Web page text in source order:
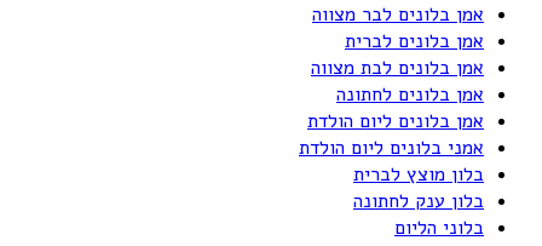
אמן בלונים לבר מצווה
אמן בלונים לברית
אמן בלונים לבת מצווה
אמן בלונים לחתונה
אמן בלונים ליום הולדת
אמני בלונים ליום הולדת
בלון מוצץ לברית
בלון ענק לחתונה
בלוני הליום